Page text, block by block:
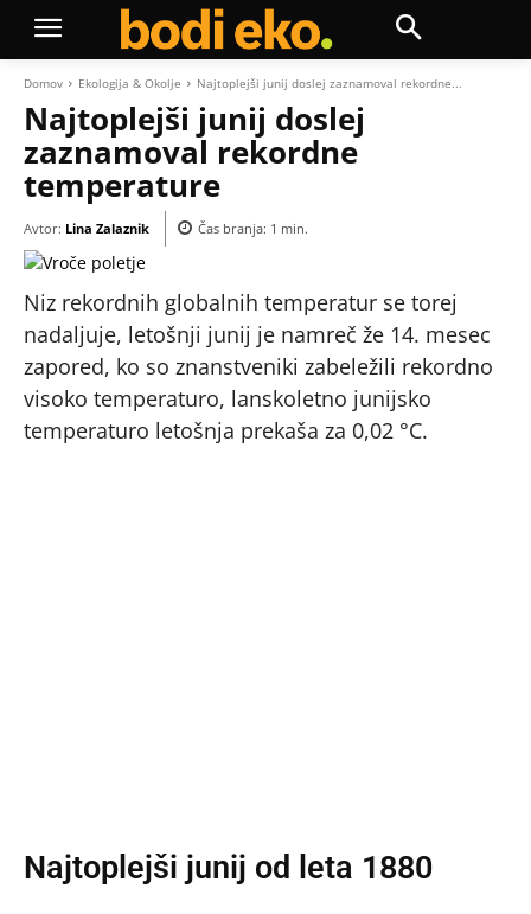
Domov Ekologija & Okolje Najtoplejši junij doslej zaznamoval rekordne...
Najtoplejši junij doslej
zaznamoval rekordne
temperature
Avtor: Lina Zalaznik Čas branja: 1 min.
Niz rekordnih globalnih temperatur se torej
nadaljuje, letošnji junij je namreč že 14. mesec
zapored, ko so znanstveniki zabeležili rekordno
visoko temperaturo, lanskoletno junijsko
temperaturo letošnja prekaša za 0,02 °C.
Najtoplejši junij od leta 1880